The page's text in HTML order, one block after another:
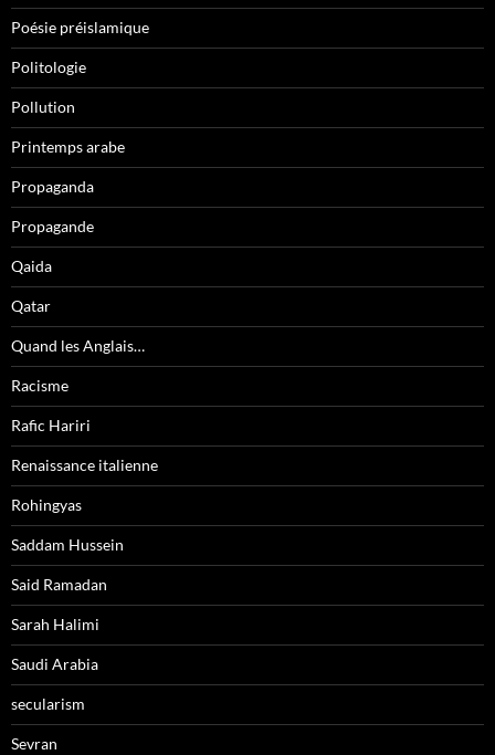
Poésie préislamique
Politologie
Pollution
Printemps arabe
Propaganda
Propagande
Qaida
Qatar
Quand les Anglais…
Racisme
Rafic Hariri
Renaissance italienne
Rohingyas
Saddam Hussein
Said Ramadan
Sarah Halimi
Saudi Arabia
secularism
Sevran